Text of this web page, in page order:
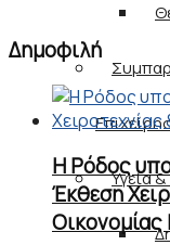
Υγεία
Δημοφιλή
Η Ρόδος
Έκθεση